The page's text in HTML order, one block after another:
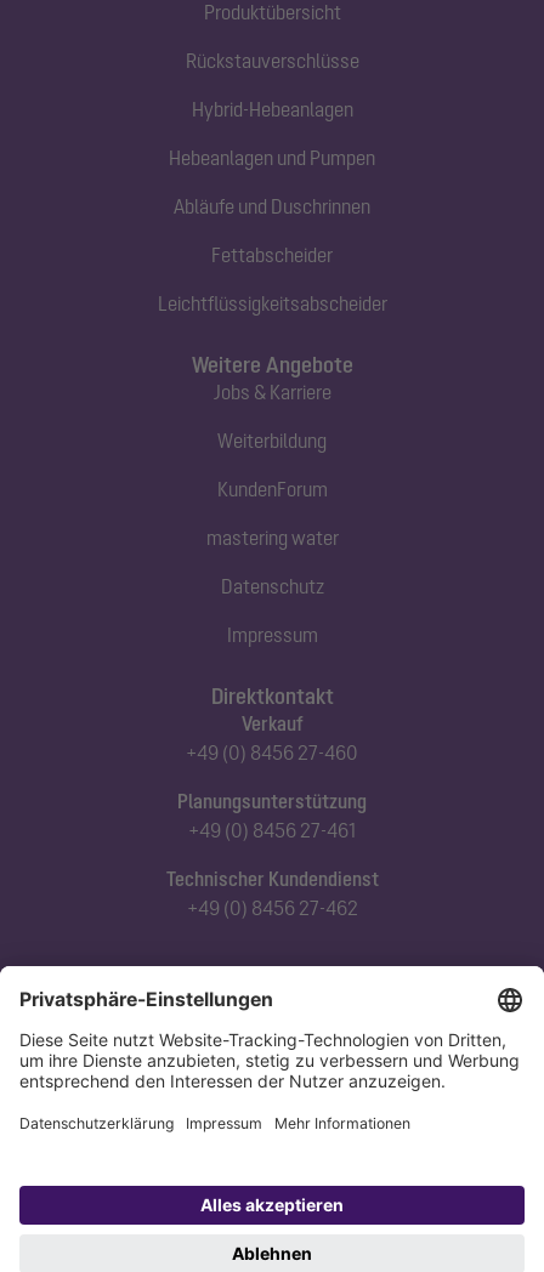
Produktübersicht
Rückstauverschlüsse
Hybrid-Hebeanlagen
Hebeanlagen und Pumpen
Abläufe und Duschrinnen
Fettabscheider
Leichtflüssigkeitsabscheider
Direktkontakt
Verkauf
+49 (0) 8456 27-460
Planungsunterstützung
+49 (0) 8456 27-461
Technischer Kundendienst
+49 (0) 8456 27-462
Abonnieren Sie unseren Newsletter
Jetzt anmelden
Weitere Angebote
Jobs & Karriere
Weiterbildung
KundenForum
mastering water
Datenschutz
Impressum
Copyright 1998-2026 KESSEL SE + Co. KG, Bahnhofstraße 31, 85101 Lenting,
Datenschutz Impressum